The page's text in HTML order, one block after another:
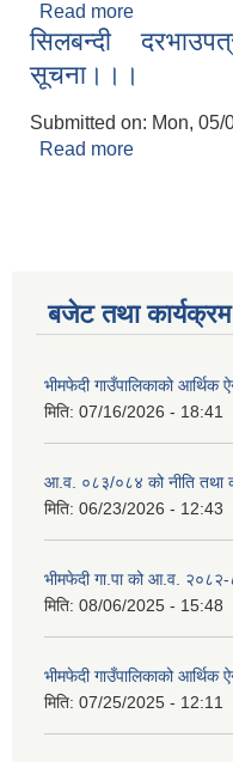
Read more
छनोट गर्ने
सिलबन्दी
सूचना।।।
Submitted on: Mon, 05/
Read more
बजेट तथा कार्यक्रम
भीमफेदी गाउँपालिकाको आर्थिक
मिति: 07/16/2026 - 18:41
आ.व. ०८३/०८४ को नीति तथा
मिति: 06/23/2026 - 12:43
भीमफेदी गा.पा को आ.व. २०८२-
मिति: 08/06/2025 - 15:48
भीमफेदी गाउँपालिकाको आर्थिक
मिति: 07/25/2025 - 12:11